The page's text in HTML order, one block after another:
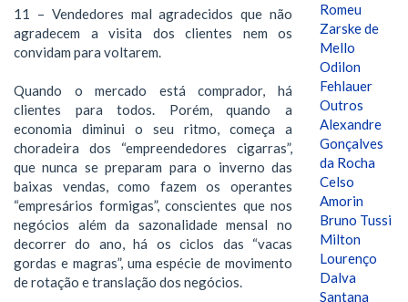
11 – Vendedores mal agradecidos que não
agradecem a visita dos clientes nem os
convidam para voltarem.
Quando o mercado está comprador, há
clientes para todos. Porém, quando a
economia diminui o seu ritmo, começa a
choradeira dos “empreendedores cigarras”,
que nunca se preparam para o inverno das
baixas vendas, como fazem os operantes
“empresários formigas”, conscientes que nos
negócios além da sazonalidade mensal no
decorrer do ano, há os ciclos das “vacas
gordas e magras”, uma espécie de movimento
de rotação e translação dos negócios.
Romeu
Zarske de
Mello
Odilon
Fehlauer
Outros
Alexandre
Gonçalves
da Rocha
Celso
Amorin
Bruno Tussi
Milton
Lourenço
Dalva
Santana